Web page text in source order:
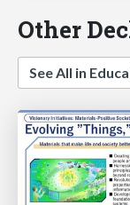
Other
See All in